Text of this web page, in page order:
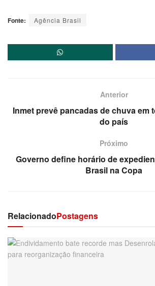
Fonte: Agência Brasil
Anterior
Inmet prevê pancadas de chuva em
do país
Próximo
Governo define horário de
Brasil na Copa
RelacionadoPostagens